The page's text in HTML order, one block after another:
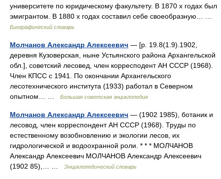
университете по юридическому факультету. В 1870 х годах был
эмигрантом. В 1880 х годах составил себе своеобразную… …
Биографический словарь
Молчанов Александр Алексеевич — [р. 19.8(1.9).1902,
деревня Кузоверская, ныне Устьянского района Архангельской
обл.], советский лесовед, член корресподент АН СССР (1968).
Член КПСС с 1941. По окончании Архангельского
лесотехнического института (1933) работал в Северном
опытном… …
Большая советская энциклопедия
Молчанов Александр Алексеевич — (1902 1985), ботаник и
лесовод, член корреспондент АН СССР (1968). Труды по
естественному возобновлению и экологии лесов, их
гидрологической и водоохранной роли. * * * МОЛЧАНОВ
Александр Алексеевич МОЛЧАНОВ Александр Алексеевич
(1902 85),… …
Энциклопедический словарь